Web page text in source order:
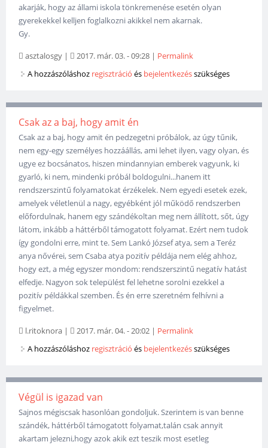
akarják, hogy az állami iskola tönkremenése esetén olyan
gyerekekkel kelljen foglalkozni akikkel nem akarnak.
Gy.
asztalosgy | 2017. már. 03. - 09:28 | Permalink
A hozzászóláshoz regisztráció és bejelentkezésszükséges
Csak az a baj, hogy amit én
Csak az a baj, hogy amit én pedzegetni próbálok, az úgy tűnik,
nem egy-egy személyes hozzáállás, ami lehet ilyen, vagy olyan, és
ugye ez bocsánatos, hiszen mindannyian emberek vagyunk, ki
gyarló, ki nem, mindenki próbál boldogulni...hanem itt
rendszerszintű folyamatokat érzékelek. Nem egyedi esetek ezek,
amelyek véletlenül a nagy, egyébként jól működő rendszerben
előfordulnak, hanem egy szándékoltan meg nem állított, sőt, úgy
látom, inkább a háttérből támogatott folyamat. Ezért nem tudok
így gondolni erre, mint te. Sem Lankó József atya, sem a Teréz
anya nővérei, sem Csaba atya pozitív példája nem elég ahhoz,
hogy ezt, a még egyszer mondom: rendszerszintű negatív hatást
elfedje. Nagyon sok települést fel lehetne sorolni ezekkel a
pozitív példákkal szemben. És én erre szeretném felhívni a
figyelmet.
l.ritoknora | 2017. már. 04. - 20:02 | Permalink
A hozzászóláshoz regisztráció és bejelentkezésszükséges
Végül is igazad van
Sajnos mégiscsak hasonlóan gondoljuk. Szerintem is van benne
szándék, háttérből támogatott folyamat,talán csak annyit
akartam jelezni,hogy azok akik ezt teszik most esetleg